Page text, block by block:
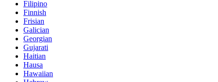
Filipino
Finnish
Frisian
Galician
Georgian
Gujarati
Haitian
Hausa
Hawaiian